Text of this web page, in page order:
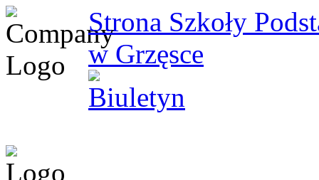
Strona Szkoły
w Grzęsce